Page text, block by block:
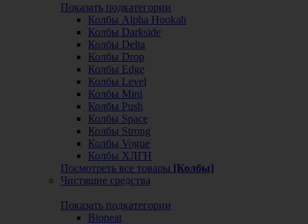
Показать подкатегории
Колбы Alpha Hookah
Колбы Darkside
Колбы Delta
Колбы Drop
Колбы Edge
Колбы Level
Колбы Mini
Колбы Push
Колбы Space
Колбы Strong
Колбы Vogue
Колбы ХЛГН
Посмотреть все товары [Колбы]
Чистящие средства
Показать подкатегории
Bioneat